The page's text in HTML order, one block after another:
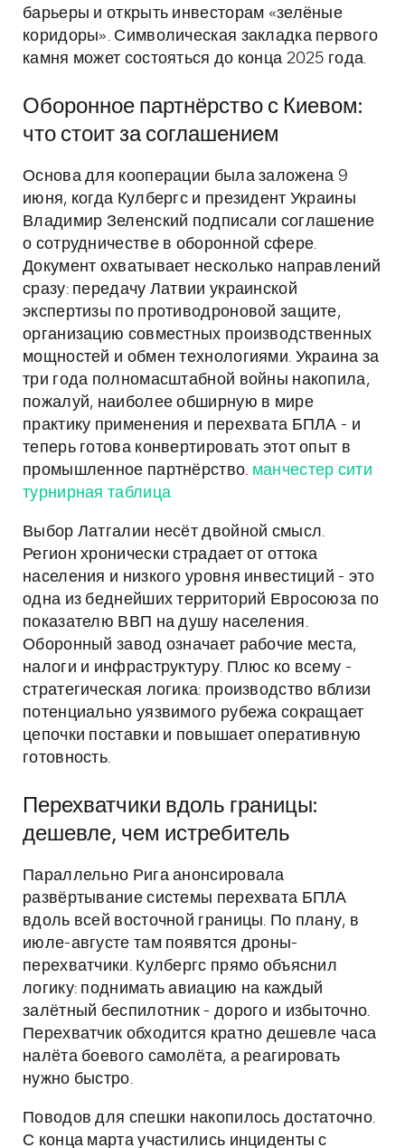
барьеры и открыть инвесторам «зелёные
коридоры». Символическая закладка первого
камня может состояться до конца 2025 года.
Оборонное партнёрство с Киевом:
что стоит за соглашением
Основа для кооперации была заложена 9
июня, когда Кулбергс и президент Украины
Владимир Зеленский подписали соглашение
о сотрудничестве в оборонной сфере.
Документ охватывает несколько направлений
сразу: передачу Латвии украинской
экспертизы по противодроновой защите,
организацию совместных производственных
мощностей и обмен технологиями. Украина за
три года полномасштабной войны накопила,
пожалуй, наиболее обширную в мире
практику применения и перехвата БПЛА - и
теперь готова конвертировать этот опыт в
промышленное партнёрство. манчестер сити
турнирная таблица
Выбор Латгалии несёт двойной смысл.
Регион хронически страдает от оттока
населения и низкого уровня инвестиций - это
одна из беднейших территорий Евросоюза по
показателю ВВП на душу населения.
Оборонный завод означает рабочие места,
налоги и инфраструктуру. Плюс ко всему -
стратегическая логика: производство вблизи
потенциально уязвимого рубежа сокращает
цепочки поставки и повышает оперативную
готовность.
Перехватчики вдоль границы:
дешевле, чем истребитель
Параллельно Рига анонсировала
развёртывание системы перехвата БПЛА
вдоль всей восточной границы. По плану, в
июле-августе там появятся дроны-
перехватчики. Кулбергс прямо объяснил
логику: поднимать авиацию на каждый
залётный беспилотник - дорого и избыточно.
Перехватчик обходится кратно дешевле часа
налёта боевого самолёта, а реагировать
нужно быстро.
Поводов для спешки накопилось достаточно.
С конца марта участились инциденты с